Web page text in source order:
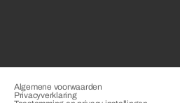
Algemene voorwaarden
Privacyverklaring